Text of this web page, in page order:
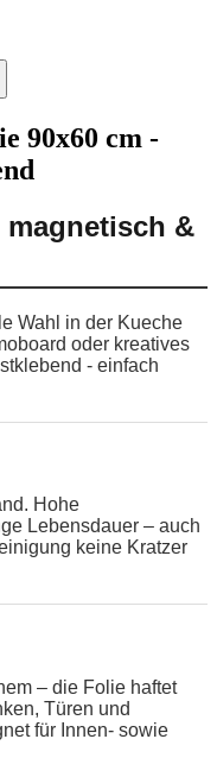
90x60 cm -
magnetisch &
Wahl in der Kueche
oder kreatives
- einfach
Hohe
Lebensdauer – auch
keine Kratzer
– die Folie haftet
Türen und
für Innen- sowie